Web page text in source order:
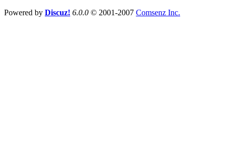
Powered by Discuz! 6.0.0 © 2001-2007 Comsenz Inc.